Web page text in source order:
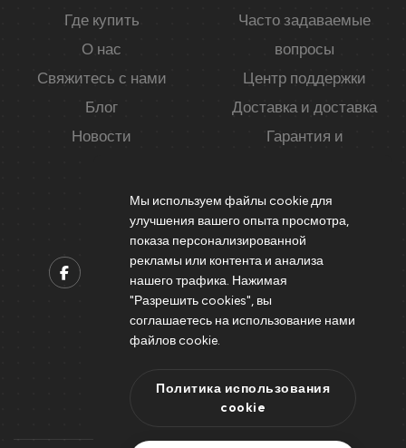
Где купить
О нас
Свяжитесь с нами
Блог
Новости
Часто задаваемые
вопросы
Центр поддержки
Доставка и доставка
Гарантия и
Support@peicheng-qps.com
Мы используем файлы cookie для
улучшения вашего опыта просмотра,
показа персонализированной
рекламы или контента и анализа
нашего трафика. Нажимая
"Разрешить cookies", вы
соглашаетесь на использование нами
файлов cookie.
Политика использования
cookie